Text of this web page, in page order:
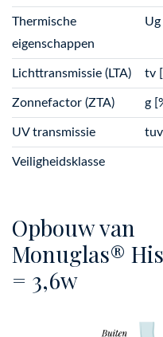
Thermische
eigenschappen
Ug
Lichttransmissie (LTA) tv
Zonnefactor (ZTA) g
UV transmissie
Veiligheidsklasse
Opbouw van
Monuglas®
= 3,6w